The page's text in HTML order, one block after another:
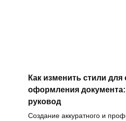
Как изменить стили для
оформления
руковод
Создание аккуратного и